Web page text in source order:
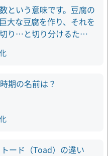
という意味です。豆腐の
大な豆腐を作り、それを
り…と切り分けるた
期の名前は？
ード（Toad）の違い